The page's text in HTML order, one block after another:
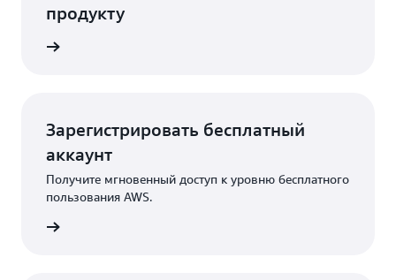
продукту
Зарегистрировать бесплатный
аккаунт
Получите мгновенный доступ к уровню бесплатного
пользования AWS.